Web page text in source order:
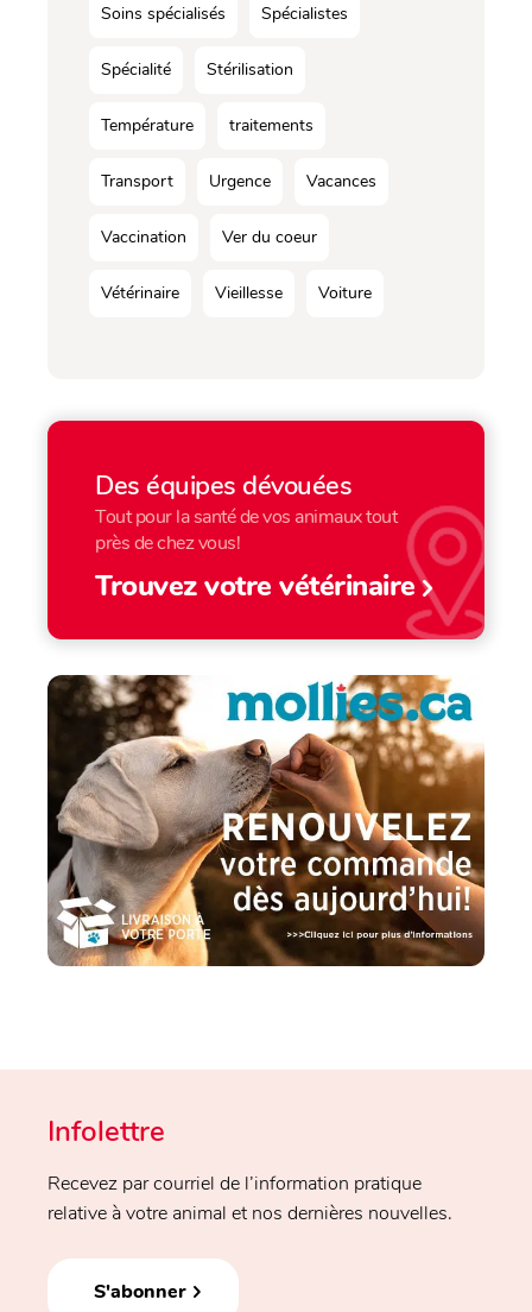
Soins spécialisés Spécialistes
Spécialité Stérilisation
Température traitements
Transport Urgence Vacances
Vaccination Ver du coeur
Vétérinaire Vieillesse Voiture
Des équipes dévouées
Tout pour la santé de vos animaux tout
près de chez vous!
Trouvez votre vétérinaire
Infolettre
Recevez par courriel de l’information pratique
relative à votre animal et nos dernières nouvelles.
S'abonner